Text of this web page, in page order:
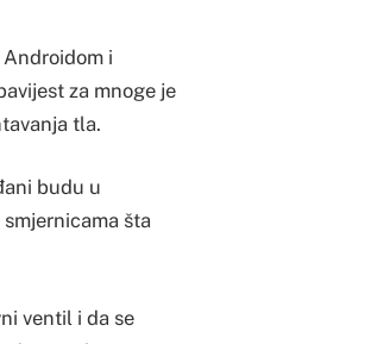
i
za mnoge je
tla.
budu u
šta
ventil i da se